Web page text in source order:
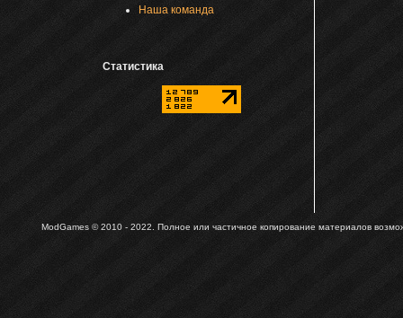
Наша команда
Статистика
ModGames © 2010 - 2022. Полное или частичное копирование материалов